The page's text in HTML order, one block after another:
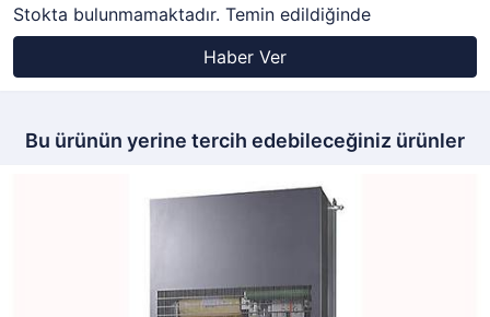
Stokta bulunmamaktadır. Temin edildiğinde
Haber Ver
Bu ürünün yerine tercih edebileceğiniz ürünler